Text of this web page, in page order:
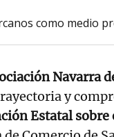
como medio
Navarra
y
Estatal